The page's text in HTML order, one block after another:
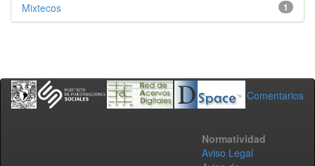
1
Mixtecos
Comentarios
Normatividad
Aviso Legal